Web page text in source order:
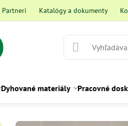
Partneri Katalógy a dokumenty
Dyhované materiály Pracovné